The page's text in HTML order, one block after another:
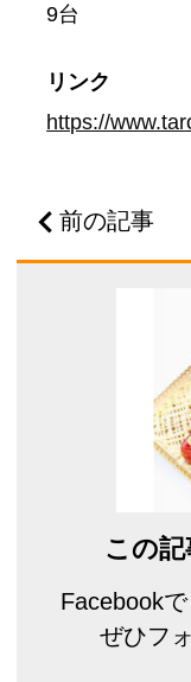
9台
リンク
https://
前の記事
この
Facebook
ぜひフ